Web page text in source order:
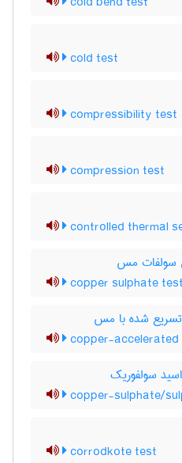
cold test
compressibility test
compression test
controlled thermal
سولفات مس
copper sulphate test
شده با مس
copper-
سولفوریک
copper-sulphate/
corrodkote test